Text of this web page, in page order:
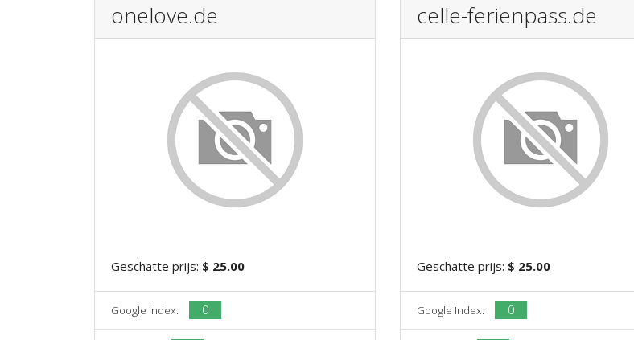
onelove.de
Geschatte prijs: $ 25.00
Google Index: 0
celle-ferienpass.de
Geschatte prijs: $ 25.00
Google Index: 0